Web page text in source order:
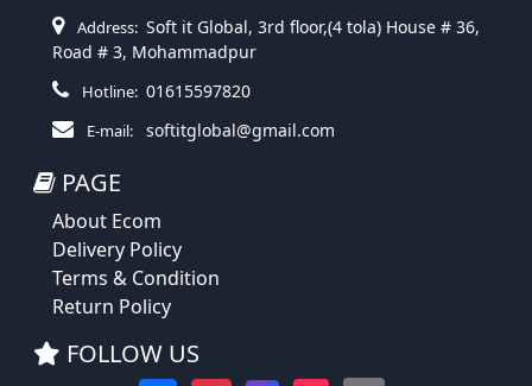
Address: Soft it Global, 3rd floor,(4 tola) House # 36,
Road # 3, Mohammadpur
Hotline: 01615597820
E-mail: softitglobal@gmail.com
PAGE
About Ecom
Delivery Policy
Terms & Condition
Return Policy
FOLLOW US